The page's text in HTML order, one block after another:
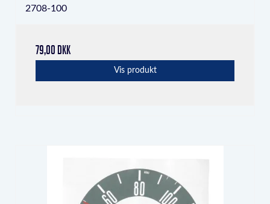
2708-100
79,00 DKK
Vis produkt